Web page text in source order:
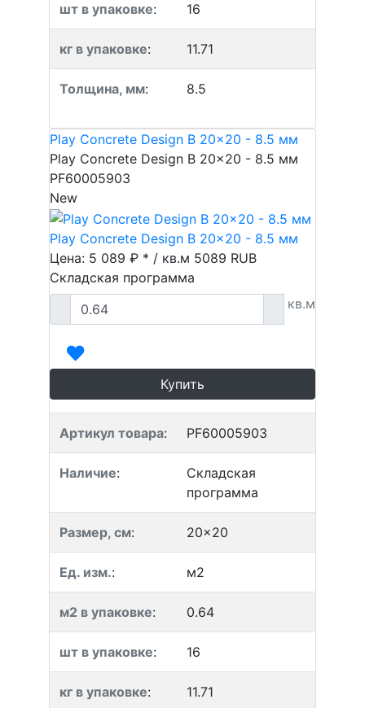
шт в упаковке: 16
кг в упаковке: 11.71
Толщина, мм: 8.5
Play Concrete Design B 20x20 - 8.5 мм
Play Concrete Design B 20x20 - 8.5 мм
PF60005903
New
Play Concrete Design B 20x20 - 8.5 мм
Цена: 5 089 ₽ * / кв.м 5089 RUB
Складская программа
кв.м
Купить
Артикул товара: PF60005903
Наличие:
Складская
программа
Размер, см: 20x20
Ед. изм.: м2
м2 в упаковке: 0.64
шт в упаковке: 16
кг в упаковке: 11.71